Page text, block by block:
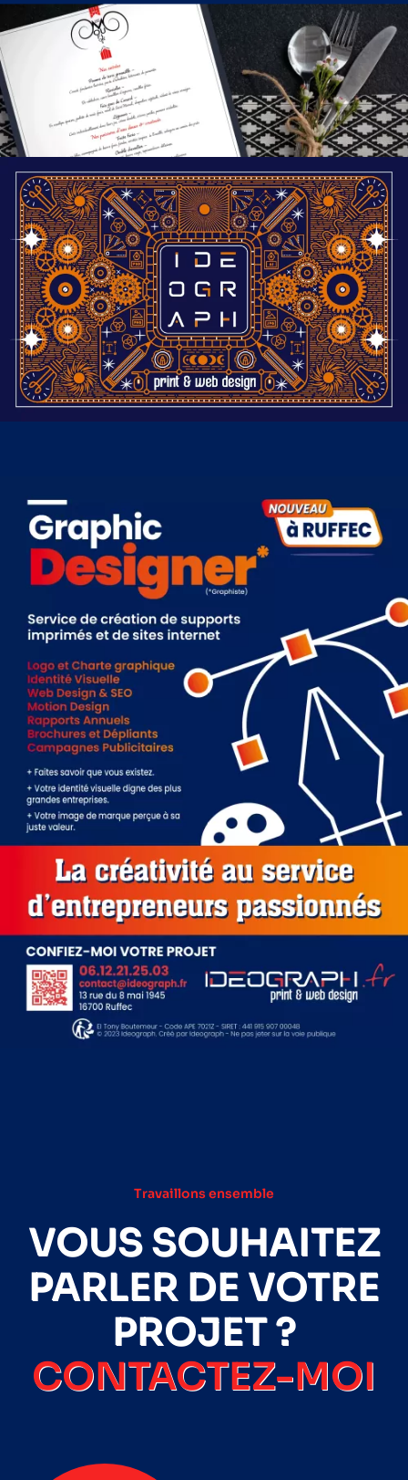
Travaillons ensemble
VOUS SOUHAITEZ
PARLER DE VOTRE
PROJET ?
CONTACTEZ-MOI